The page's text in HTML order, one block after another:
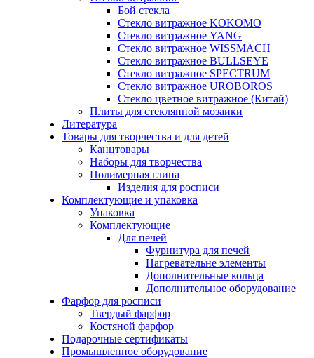
Бой стекла
Стекло витражное KOKOMO
Стекло витражное YANG
Стекло витражное WISSMACH
Стекло витражное BULLSEYE
Стекло витражное SPECTRUM
Стекло витражное UROBOROS
Стекло цветное витражное (Китай)
Плиты для стеклянной мозаики
Литература
Товары для творчества и для детей
Канцтовары
Наборы для творчества
Полимерная глина
Изделия для росписи
Комплектующие и упаковка
Упаковка
Комплектующие
Для печей
Фурнитура для печей
Нагревательне элементы
Дополнительные кольца
Дополнительное оборудование
Фарфор для росписи
Твердый фарфор
Костяной фарфор
Подарочные сертификаты
Промышленное оборудование